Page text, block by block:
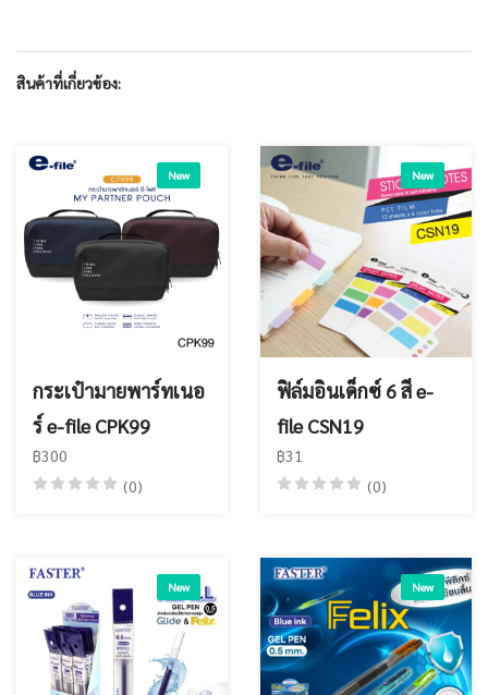
สินค้าที่เกี่ยวข้อง:
New
กระเป๋ามายพาร์ทเนอ
ร์ e-file CPK99
฿300
(0)
New
ฟิล์มอินเด็กซ์ 6 สี e-
file CSN19
฿31
(0)
New New